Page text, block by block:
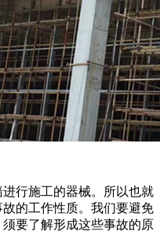
行施工的器械。所以也就
的工作性质。我们要避免
要了解形成这些事故的原